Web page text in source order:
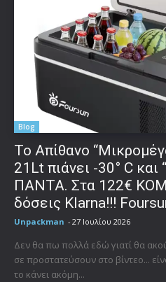
Blog
Το Απίθανο
21Lt πιάνει -30° C και
ΠΑΝΤΑ. Στα 122€
δόσεις Klarna!!!
Unpackman - 27 Ιουλίου 2026
Δεν θα πω πολλά εδώ γιατί θα
σε προστατεύσουν στο βίντεο...
το κάνει ακόμη...